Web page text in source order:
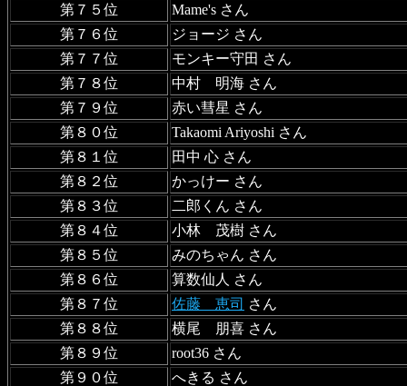
第７５位
Mame's さん
第７６位
ジョージ さん
第７７位
モンキー守田 さん
第７８位
中村 明海 さん
第７９位
赤い彗星 さん
第８０位
Takaomi Ariyoshi さん
第８１位
田中 心 さん
第８２位
かっけー さん
第８３位
二郎くん さん
第８４位
小林 茂樹 さん
第８５位
みのちゃん さん
第８６位
算数仙人 さん
第８７位
佐藤 恵司 さん
第８８位
横尾 朋喜 さん
第８９位
root36 さん
第９０位
へきる さん